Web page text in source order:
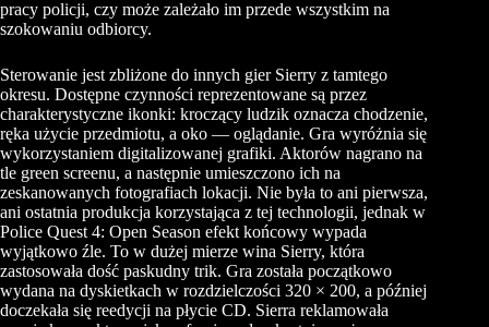
pracy policji, czy może zależało im przede wszystkim na
szokowaniu odbiorcy.
Sterowanie jest zbliżone do innych gier Sierry z tamtego
okresu. Dostępne czynności reprezentowane są przez
charakterystyczne ikonki: kroczący ludzik oznacza chodzenie,
ręka użycie przedmiotu, a oko — oglądanie. Gra wyróżnia się
wykorzystaniem digitalizowanej grafiki. Aktorów nagrano na
tle green screenu, a następnie umieszczono ich na
zeskanowanych fotografiach lokacji. Nie była to ani pierwsza,
ani ostatnia produkcja korzystająca z tej technologii, jednak w
Police Quest 4: Open Season efekt końcowy wypada
wyjątkowo źle. To w dużej mierze wina Sierry, która
zastosowała dość paskudny trik. Gra została początkowo
wydana na dyskietkach w rozdzielczości 320 × 200, a później
doczekała się reedycji na płycie CD. Sierra reklamowała